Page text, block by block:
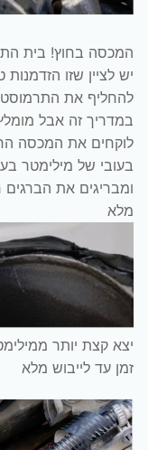
המכסה בחוץ! בית
יש לציין שזו
להחליף את
במדריך זה אבל
לוקחים את המכסה
בעובי של מילימטר
ומבריגים את
מלא
יצא קצת יותר
זמן עד לייבוש מלא